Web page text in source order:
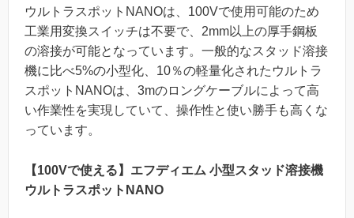
ウルトラスポットNANOは、100Vで使用可能のため
工業用変換スイッチは不要で、2mm以上の厚手鋼板
の溶接が可能となっています。一般的なスタッド溶接
機に比べ5%の小型化、10％の軽量化されたウルトラ
スポットNANOは、3mのロングケーブルによって高
い作業性を実現していて、操作性と使い勝手も高くな
っています。
【100Vで使える】エフディエム 小型スタッド溶接機
ウルトラスポットNANO